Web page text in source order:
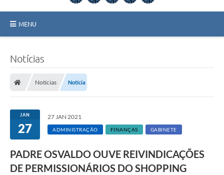
MENU
Licitações / PCA
Transparência
Contratos
Notícias
Notícias Notícia
JAN
27
27 JAN 2021
ADMINISTRAÇÃO FINANÇAS GABINETE
PADRE OSVALDO OUVE REIVINDICAÇÕES
DE PERMISSIONÁRIOS DO SHOPPING